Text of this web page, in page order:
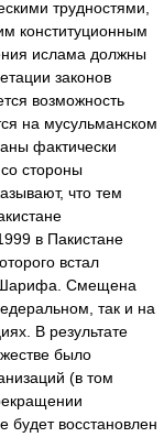
трудностями,
конституционным
ислама должны
законов
возможность
на мусульманском
фактически
стороны
что тем
в Пакистане
встал
Смещена
так и на
В результате
было
(в том
восстановлен